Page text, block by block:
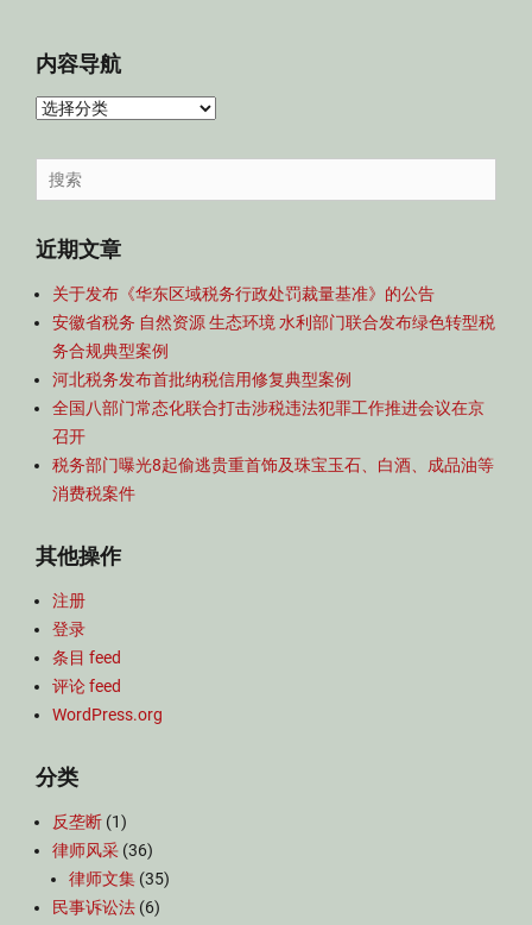
内容导航
内
导
航
Search
for:
近期文章
关于发布《华东区域税务行政处罚裁量基准》的公告
安徽省税务 自然资源 生态环境 水利部门联合发布绿色转型税
务合规典型案例
河北税务发布首批纳税信用修复典型案例
全国八部门常态化联合打击涉税违法犯罪工作推进会议在京
召开
税务部门曝光8起偷逃贵重首饰及珠宝玉石、白酒、成品油等
消费税案件
其他操作
注册
登录
条目 feed
评论 feed
WordPress.org
分类
反垄断 (1)
律师风采 (36)
律师文集 (35)
民事诉讼法 (6)